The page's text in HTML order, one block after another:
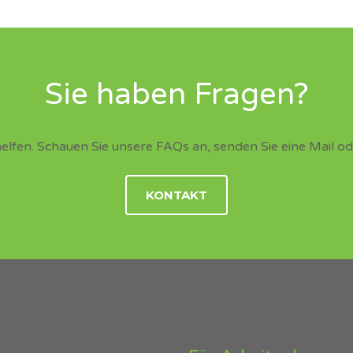
Sie haben Fragen?
Schauen Sie unsere FAQs an, senden Sie eine Mail
KONTAKT